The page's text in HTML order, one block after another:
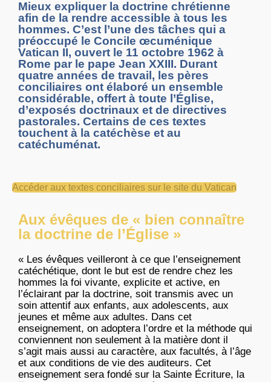
Mieux expliquer la doctrine chrétienne
afin de la rendre accessible à tous les
hommes. C’est l’une des tâches qui a
préoccupé le Concile œcuménique
Vatican II, ouvert le 11 octobre 1962 à
Rome par le pape Jean XXIII. Durant
quatre années de travail, les pères
conciliaires ont élaboré un ensemble
considérable, offert à toute l’Église,
d’exposés doctrinaux et de directives
pastorales. Certains de ces textes
touchent à la catéchèse et au
catéchuménat.
Accéder aux textes conciliaires sur le site du Vatican
Aux évêques de « bien connaître
la doctrine de l’Église »
« Les évêques veilleront à ce que l’enseignement
catéchétique, dont le but est de rendre chez les
hommes la foi vivante, explicite et active, en
l’éclairant par la doctrine, soit transmis avec un
soin attentif aux enfants, aux adolescents, aux
jeunes et même aux adultes. Dans cet
enseignement, on adoptera l’ordre et la méthode qui
conviennent non seulement à la matière dont il
s’agit mais aussi au caractère, aux facultés, à l’âge
et aux conditions de vie des auditeurs. Cet
enseignement sera fondé sur la Sainte Écriture, la